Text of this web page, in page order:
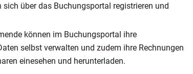
sich über das Buchungsportal registrieren und
können im Buchungsportal ihre
selbst verwalten und zudem ihre Rechnungen
einesehen und herunterladen.